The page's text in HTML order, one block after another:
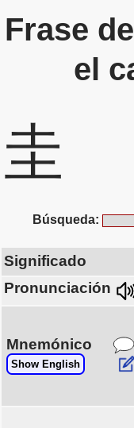
Frase
el
圭
Búsqueda:
Significado
Pronunciación
Mnemónico
Show English